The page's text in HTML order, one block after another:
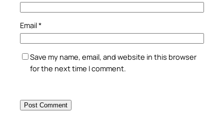
Email*
Save my name, email, and website in this browser
for the next time I comment.